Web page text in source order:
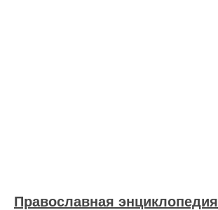
Православная энциклопедия